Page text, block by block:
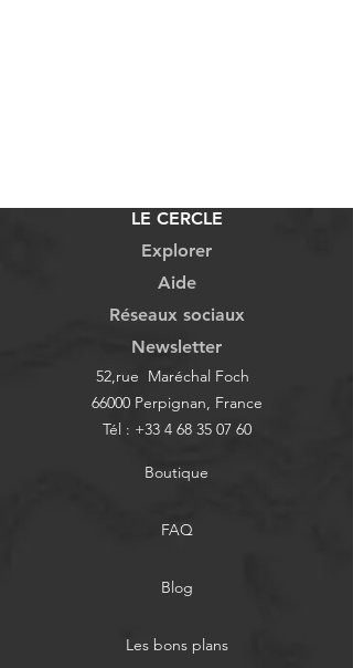
LE CERCLE
Explorer
Aide
Réseaux sociaux
Newsletter
52,rue Maréchal Foch
66000 Perpignan, France
Tél : +33 4 68 35 07 60
Boutique
FAQ
Blog
Les bons plans